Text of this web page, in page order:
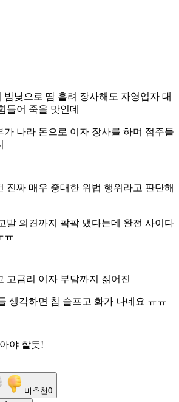
밤낮으로 땀 흘려 장사해도 자영업자 대
들어 죽을 맛인데
가 나라 돈으로 이자 장사를 하며 점주들
진짜 매우 중대한 위법 행위라고 판단해
발 의견까지 팍팍 냈다는데 완전 사이다
ㅠ
고금리 이자 부담까지 짊어진
생각하면 참 슬프고 화가 나네요 ㅠㅠ
야 할듯!
비추천0